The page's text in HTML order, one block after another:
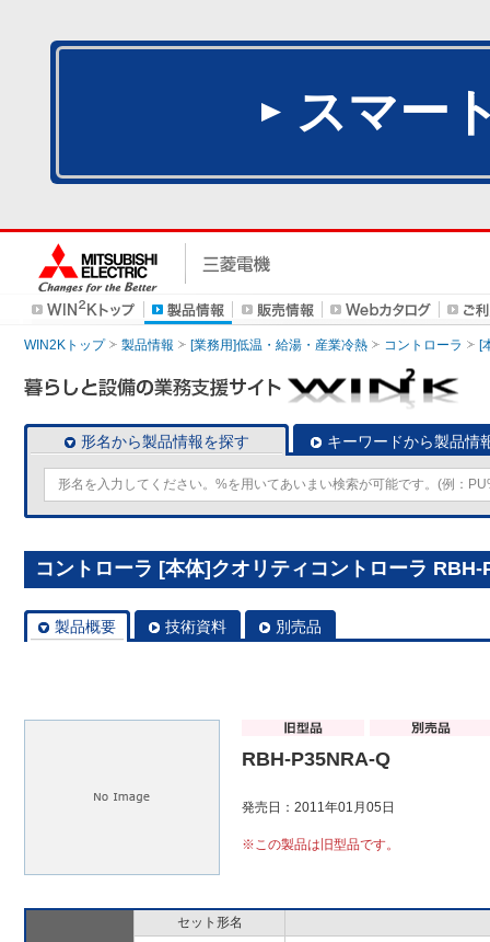
スマー
WIN2Kトップ 製品情報 [業務用]低温・給湯・産業冷熱 コントローラ [
形名から製品情報を探す キーワードから製品情
コントローラ [本体]クオリティコントローラ RBH-
製品概要 技術資料 別売品
RBH-P35NRA-Q
発売日：2011年01月05日
※この製品は旧型品です。
セット形名